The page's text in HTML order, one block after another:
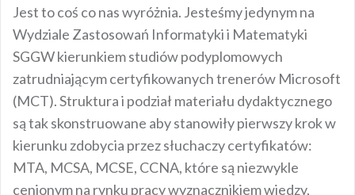
Jest to coś co nas wyróżnia. Jesteśmy jedynym na
Wydziale Zastosowań Informatyki i Matematyki
SGGW kierunkiem studiów podyplomowych
zatrudniającym certyfikowanych trenerów Microsoft
(MCT). Struktura i podział materiału dydaktycznego
są tak skonstruowane aby stanowiły pierwszy krok w
kierunku zdobycia przez słuchaczy certyfikatów:
MTA, MCSA, MCSE, CCNA, które są niezwykle
cenionym na rynku pracy wyznacznikiem wiedzy,